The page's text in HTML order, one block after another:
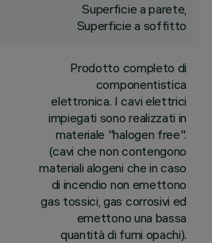
Superficie a parete,
Superficie a soffitto
Prodotto completo di
componentistica
elettronica. I cavi elettrici
impiegati sono realizzati in
materiale "halogen free".
(cavi che non contengono
materiali alogeni che in caso
di incendio non emettono
gas tossici, gas corrosivi ed
emettono una bassa
quantità di fumi opachi).